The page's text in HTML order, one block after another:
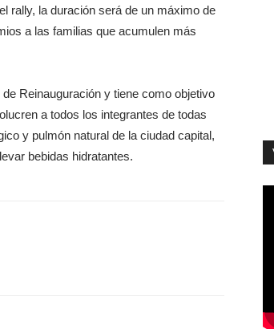
rally, la duración será de un máximo de
a las familias que acumulen más
Reinauguración y tiene como objetivo
a todos los integrantes de todas
y pulmón natural de la ciudad capital,
bebidas hidratantes.